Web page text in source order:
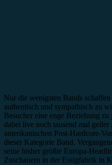
Nur die wenigsten Bands
authentisch und sympathisch zu
Besucher eine enge Beziehung
dabei live noch tausend mal
amerikanischen Post-Hardcore-
dieser Kategorie Band.
seine bisher größte Europa-
Zuschauern in der Essigfabrik in